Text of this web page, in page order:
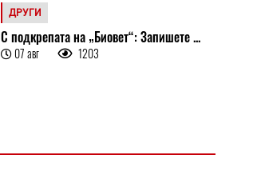
ДРУГИ
С подкрепата на „Биовет“: Запишете ...
07 авг 1203